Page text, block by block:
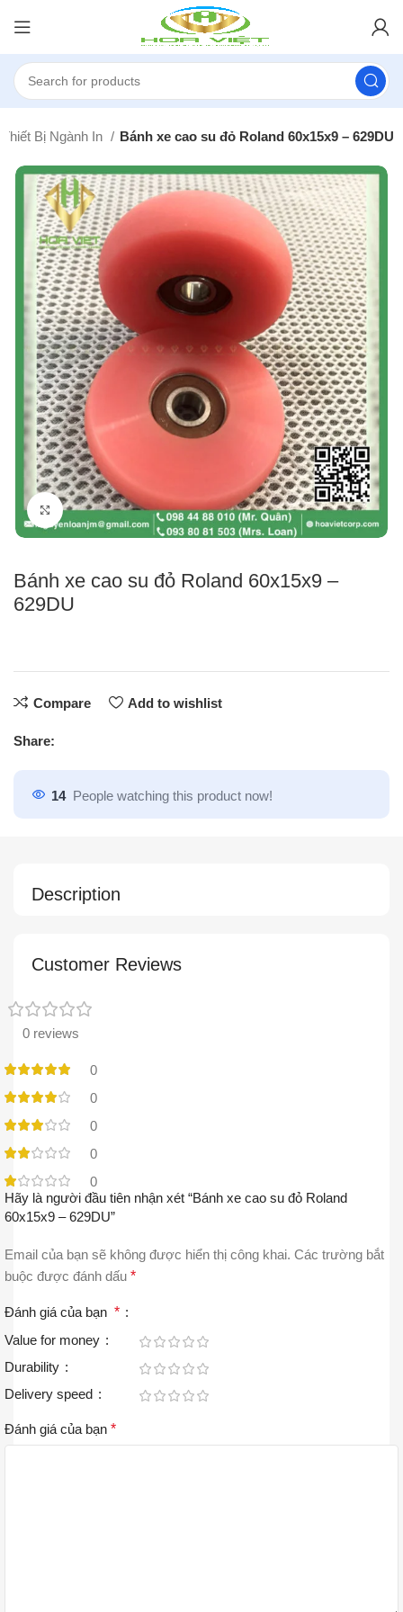
Thiết Bị Ngành In Bánh xe cao su đỏ Roland 60x15x9 – 629DU
Click to enlarge
Bánh xe cao su đỏ Roland 60x15x9 –
629DU
Compare Add to wishlist
Share:
14 People watching this product now!
Description
Customer Reviews
0 reviews
0
0
0
0
0
Hãy là người đầu tiên nhận xét “Bánh xe cao su đỏ Roland
60x15x9 – 629DU”
Email của bạn sẽ không được hiển thị công khai. Các trường bắt
buộc được đánh dấu *
Đánh giá của bạn *
Value for money
Durability
Delivery speed
Đánh giá của bạn *